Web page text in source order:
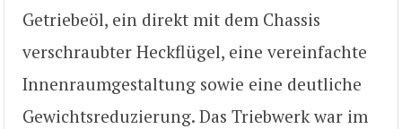
Getriebeöl, ein direkt mit dem Chassis
verschraubter Heckflügel, eine vereinfachte
Innenraumgestaltung sowie eine deutliche
Gewichtsreduzierung. Das Triebwerk war im